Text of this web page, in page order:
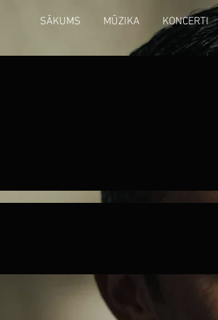
SĀKUMS MŪZIKA KONCERTI